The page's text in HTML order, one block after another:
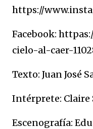
https://
Facebook:
cielo-al-caer-
Texto: Juan José
Intérprete: Claire
Escenografía: